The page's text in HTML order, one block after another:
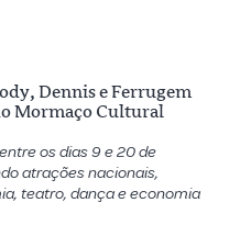
Dennis e Ferrugem
Mormaço Cultural
os dias 9 e 20 de
atrações nacionais,
teatro, dança e economia